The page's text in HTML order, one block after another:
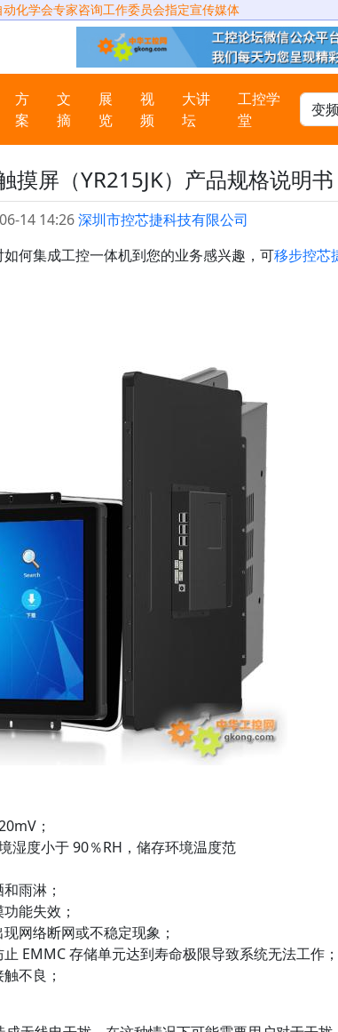
动化学会专家咨询工作委员会指定宣传媒体
方
案
文
摘
展
览
视
频
大讲
坛
工控学
堂
屏（YR215JK）产品规格说明书
14 14:26深圳市控芯捷科技有限公司
何集成工控一体机到您的业务感兴趣，可移步控芯
；
度小于 90％RH，储存环境温度范
雨淋；
能失效；
网络断网或不稳定现象；
EMMC 存储单元达到寿命极限导致系统无法工作；
不良；